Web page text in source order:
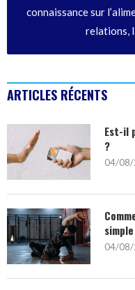
connaissance sur
relations,
ARTICLES RÉCENTS
Est-il
?
04/08/
04/08/